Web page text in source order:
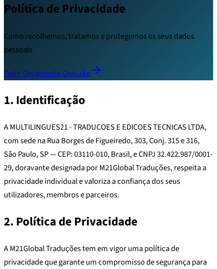
Política de Privacidade
Como recolhemos, tratamos e protegemos os seus dados
pessoais
Pedir Orçamento Gratuito
1. Identificação
A MULTILINGUES21 - TRADUCOES E EDICOES TECNICAS LTDA,
com sede na Rua Borges de Figueiredo, 303, Conj. 315 e 316,
São Paulo, SP — CEP: 03110-010, Brasil, e CNPJ 32.422.987/0001-
29, doravante designada por M21Global Traduções, respeita a
privacidade individual e valoriza a confiança dos seus
utilizadores, membros e parceiros.
2. Política de Privacidade
A M21Global Traduções tem em vigor uma política de
privacidade que garante um compromisso de segurança para